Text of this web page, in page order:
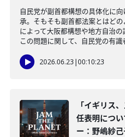
自民党が副首都構想の具体化に
承。そもそも副首都法案とはど
によって大阪都構想や地方自治
この問題に関して、自民党の有識
2026.06.23 |00:10:23
「イギリス
任表明につ
ー：野嶋紗